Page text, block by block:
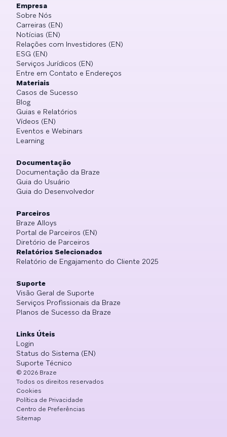
Empresa
Sobre Nós
Carreiras (EN)
Notícias (EN)
Relações com Investidores (EN)
ESG (EN)
Serviços Jurídicos (EN)
Entre em Contato e Endereços
Materiais
Casos de Sucesso
Blog
Guias e Relatórios
Vídeos (EN)
Eventos e Webinars
Learning
Documentação
Documentação da Braze
Guia do Usuário
Guia do Desenvolvedor
Parceiros
Braze Alloys
Portal de Parceiros (EN)
Diretório de Parceiros
Relatórios Selecionados
Relatório de Engajamento do Cliente 2025
Suporte
Visão Geral de Suporte
Serviços Profissionais da Braze
Planos de Sucesso da Braze
Links Úteis
Login
Status do Sistema (EN)
Suporte Técnico
© 2026 Braze
Todos os direitos reservados
Cookies
Política de Privacidade
Centro de Preferências
Sitemap